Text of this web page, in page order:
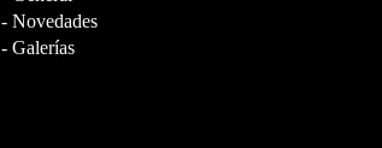
- Novedades
- Galerías